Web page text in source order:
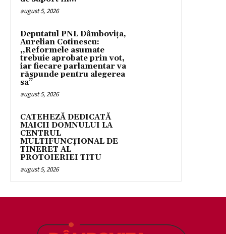
august 5, 2026
Deputatul PNL Dâmbovița,
Aurelian Cotinescu:
,,Reformele asumate
trebuie aprobate prin vot,
iar fiecare parlamentar va
răspunde pentru alegerea
sa’’
august 5, 2026
CATEHEZĂ DEDICATĂ
MAICII DOMNULUI LA
CENTRUL
MULTIFUNCȚIONAL DE
TINERET AL
PROTOIERIEI TITU
august 5, 2026